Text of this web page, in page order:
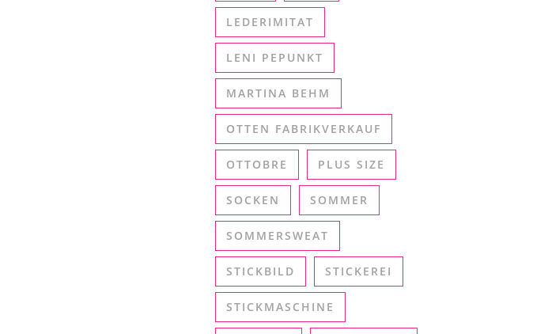
LEDERIMITAT
LENI PEPUNKT
MARTINA BEHM
OTTEN FABRIKVERKAUF
OTTOBRE PLUS SIZE
SOCKEN SOMMER
SOMMERSWEAT
STICKBILD STICKEREI
STICKMASCHINE